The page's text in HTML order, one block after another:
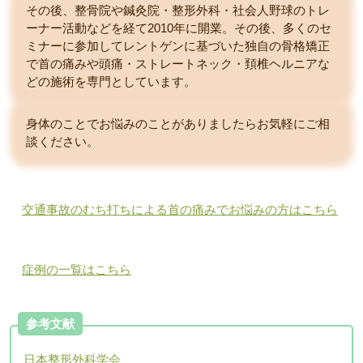
その後、整骨院や鍼灸院・整形外科・社会人野球のトレ
ーナー活動などを経て2010年に開業。その後、多くのセ
ミナーに参加してレントゲンに基づいた独自の骨格矯正
で首の痛みや頭痛・ストレートネック・頚椎ヘルニアな
どの施術を専門としています。
身体のことでお悩みのことがありましたらお気軽にご相
談ください。
交通事故のむち打ちによる首の痛みでお悩みの方はこちら
症例の一覧はこちら
参考文献
日本整形外科学会